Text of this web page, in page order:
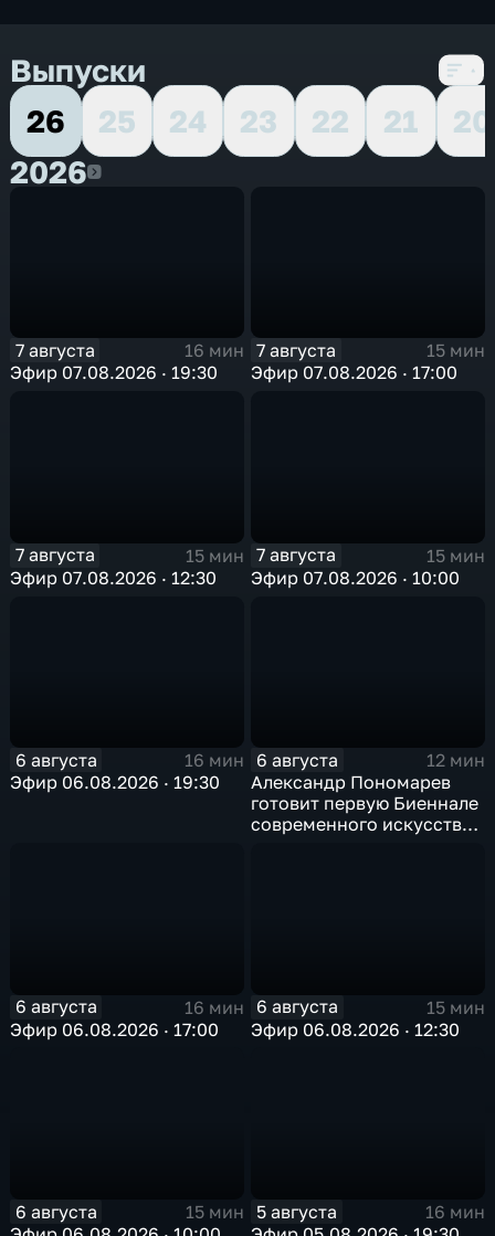
Выпуски
26
25 24 23 22 21
20
20262026
7 августа
16 мин
Эфир 07.08.2026 · 19:30
7 августа
15 мин
Эфир 07.08.2026 · 17:00
7 августа
15 мин
Эфир 07.08.2026 · 12:30
7 августа
15 мин
Эфир 07.08.2026 · 10:00
6 августа
16 мин
Эфир 06.08.2026 · 19:30
6 августа
12 мин
Александр Пономарев
готовит первую Биеннале
современного искусства
6 августа
16 мин
Эфир 06.08.2026 · 17:00
6 августа
15 мин
Эфир 06.08.2026 · 12:30
6 августа
15 мин
5 августа
16 мин